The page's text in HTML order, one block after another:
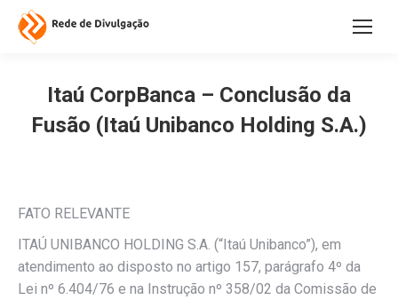
Itaú CorpBanca – Conclusão da
Fusão (Itaú Unibanco Holding S.A.)
FATO RELEVANTE
ITAÚ UNIBANCO HOLDING S.A. (“Itaú Unibanco”), em
atendimento ao disposto no artigo 157, parágrafo 4º da
Lei nº 6.404/76 e na Instrução nº 358/02 da Comissão de